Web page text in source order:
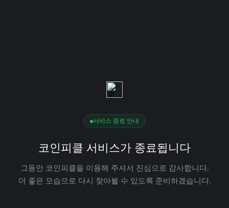
서비스 종료 안내
코인피클 서비스가 종료됩니다
그동안 코인피클을 이용해 주셔서 진심으로 감사합니다.
더 좋은 모습으로 다시 찾아뵐 수 있도록 준비하겠습니다.